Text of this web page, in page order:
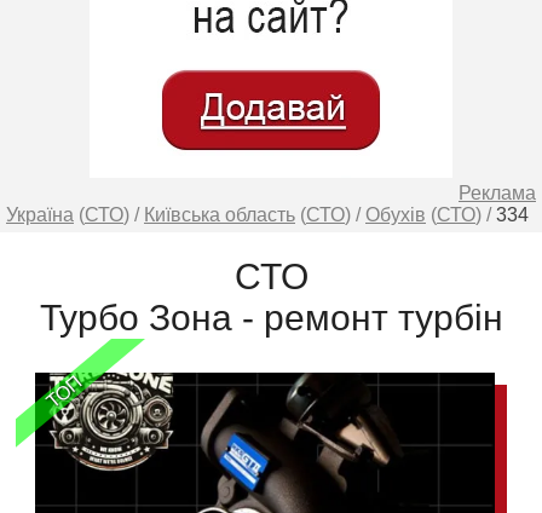
Реклама
Україна (СТО) / Київська область (СТО) /Обухів (СТО) /334
СТО
Турбо Зона - ремонт турбін
ТОП